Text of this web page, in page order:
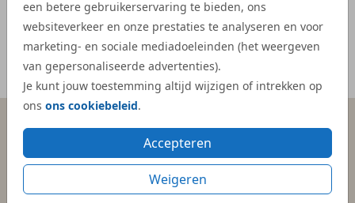
een betere gebruikerservaring te bieden, ons
websiteverkeer en onze prestaties te analyseren en voor
marketing- en sociale mediadoeleinden (het weergeven
van gepersonaliseerde advertenties).
Je kunt jouw toestemming altijd wijzigen of intrekken op
ons ons cookiebeleid.
Accepteren
Weigeren
Meer reviews
Persoonlijk contact
Gratis hulp